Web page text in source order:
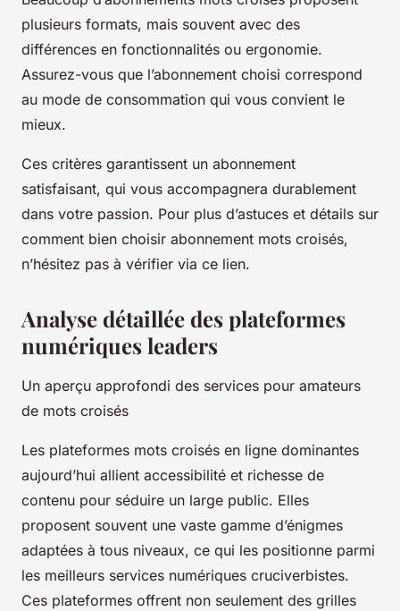
plusieurs formats, mais souvent avec des
différences en fonctionnalités ou ergonomie.
Assurez-vous que l’abonnement choisi correspond
au mode de consommation qui vous convient le
mieux.
Ces critères garantissent un abonnement
satisfaisant, qui vous accompagnera durablement
dans votre passion. Pour plus d’astuces et détails sur
comment bien choisir abonnement mots croisés,
n’hésitez pas à vérifier via ce lien.
Analyse détaillée des plateformes
numériques leaders
Un aperçu approfondi des services pour amateurs
de mots croisés
Les plateformes mots croisés en ligne dominantes
aujourd’hui allient accessibilité et richesse de
contenu pour séduire un large public. Elles
proposent souvent une vaste gamme d’énigmes
adaptées à tous niveaux, ce qui les positionne parmi
les meilleurs services numériques cruciverbistes.
Ces plateformes offrent non seulement des grilles